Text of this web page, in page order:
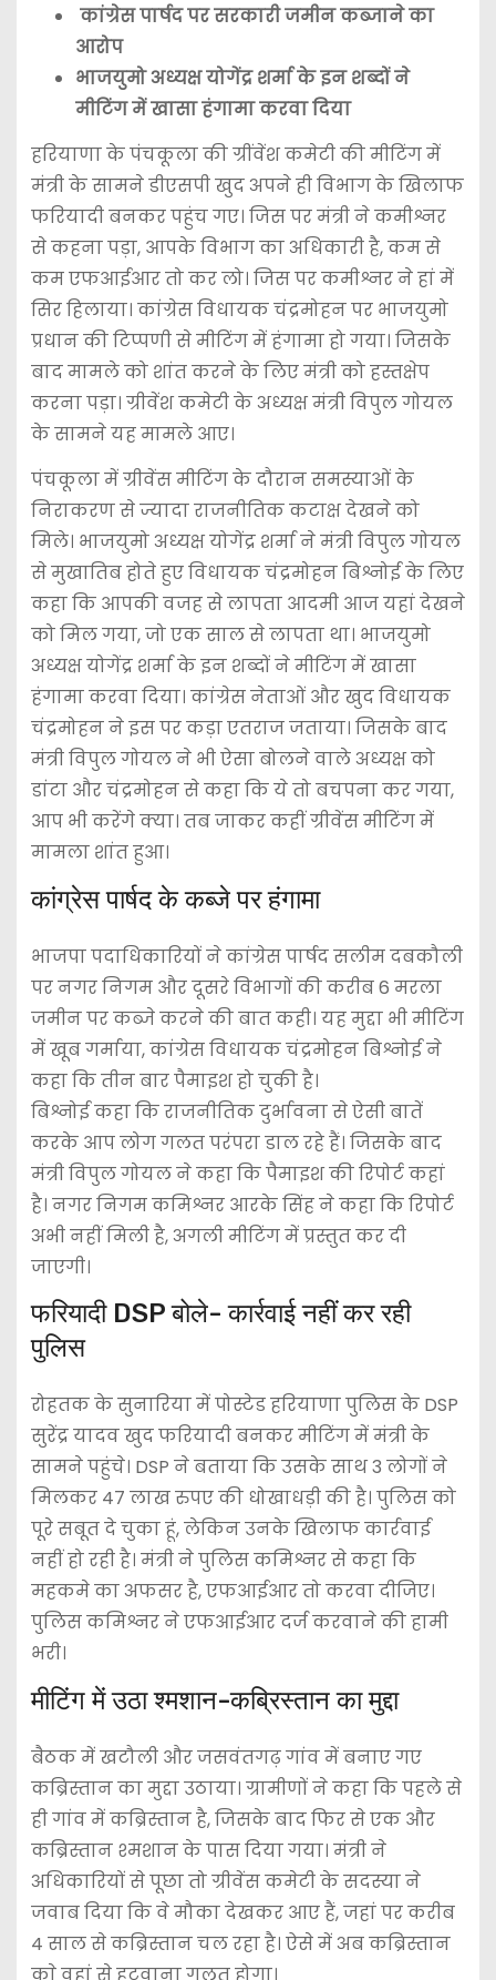
कांग्रेस पार्षद पर सरकारी जमीन कब्जाने का
आरोप
भाजयुमो अध्यक्ष योगेंद्र शर्मा के इन शब्दों ने
मीटिंग में खासा हंगामा करवा दिया
हरियाणा के पंचकूला की ग्रींवेंश कमेटी की मीटिंग में
मंत्री के सामने डीएसपी खुद अपने ही विभाग के खिलाफ
फरियादी बनकर पहुंच गए। जिस पर मंत्री ने कमीश्नर
से कहना पड़ा, आपके विभाग का अधिकारी है, कम से
कम एफआईआर तो कर लो। जिस पर कमीश्नर ने हां में
सिर हिलाया। कांग्रेस विधायक चंद्रमोहन पर भाजयुमो
प्रधान की टिप्पणी से मीटिंग में हंगामा हो गया। जिसके
बाद मामले को शांत करने के लिए मंत्री को हस्तक्षेप
करना पड़ा। ग्रीवेंश कमेटी के अध्यक्ष मंत्री विपुल गोयल
के सामने यह मामले आए।
पंचकूला में ग्रीवेंस मीटिंग के दौरान समस्याओं के
निराकरण से ज्यादा राजनीतिक कटाक्ष देखने को
मिले। भाजयुमो अध्यक्ष योगेंद्र शर्मा ने मंत्री विपुल गोयल
से मुखातिब होते हुए विधायक चंद्रमोहन बिश्नोई के लिए
कहा कि आपकी वजह से लापता आदमी आज यहां देखने
को मिल गया, जो एक साल से लापता था। भाजयुमो
अध्यक्ष योगेंद्र शर्मा के इन शब्दों ने मीटिंग में खासा
हंगामा करवा दिया। कांग्रेस नेताओं और खुद विधायक
चंद्रमोहन ने इस पर कड़ा एतराज जताया। जिसके बाद
मंत्री विपुल गोयल ने भी ऐसा बोलने वाले अध्यक्ष को
डांटा और चंद्रमोहन से कहा कि ये तो बचपना कर गया,
आप भी करेंगे क्या। तब जाकर कहीं ग्रीवेंस मीटिंग में
मामला शांत हुआ।
कांग्रेस पार्षद के कब्जे पर हंगामा
भाजपा पदाधिकारियों ने कांग्रेस पार्षद सलीम दबकौली
पर नगर निगम और दूसरे विभागों की करीब 6 मरला
जमीन पर कब्जे करने की बात कही। यह मुद्दा भी मीटिंग
में खूब गर्माया, कांग्रेस विधायक चंद्रमोहन बिश्नोई ने
कहा कि तीन बार पैमाइश हो चुकी है।
बिश्नोई कहा कि राजनीतिक दुर्भावना से ऐसी बातें
करके आप लोग गलत परंपरा डाल रहे हैं। जिसके बाद
मंत्री विपुल गोयल ने कहा कि पैमाइश की रिपोर्ट कहां
है। नगर निगम कमिश्नर आरके सिंह ने कहा कि रिपोर्ट
अभी नहीं मिली है, अगली मीटिंग में प्रस्तुत कर दी
जाएगी।
फरियादी DSP बोले- कार्रवाई नहीं कर रही
पुलिस
रोहतक के सुनारिया में पोस्टेड हरियाणा पुलिस के DSP
सुरेंद्र यादव खुद फरियादी बनकर मीटिंग में मंत्री के
सामने पहुंचे। DSP ने बताया कि उसके साथ 3 लोगों ने
मिलकर 47 लाख रुपए की धोखाधड़ी की है। पुलिस को
पूरे सबूत दे चुका हूं, लेकिन उनके खिलाफ कार्रवाई
नहीं हो रही है। मंत्री ने पुलिस कमिश्नर से कहा कि
महकमे का अफसर है, एफआईआर तो करवा दीजिए।
पुलिस कमिश्नर ने एफआईआर दर्ज करवाने की हामी
भरी।
मीटिंग में उठा श्मशान-कब्रिस्तान का मुद्दा
बैठक में खटौली और जसवंतगढ़ गांव में बनाए गए
कब्रिस्तान का मुद्दा उठाया। ग्रामीणों ने कहा कि पहले से
ही गांव में कब्रिस्तान है, जिसके बाद फिर से एक और
कब्रिस्तान श्मशान के पास दिया गया। मंत्री ने
अधिकारियों से पूछा तो ग्रीवेंस कमेटी के सदस्या ने
जवाब दिया कि वे मौका देखकर आए हैं, जहां पर करीब
4 साल से कब्रिस्तान चल रहा है। ऐसे में अब कब्रिस्तान